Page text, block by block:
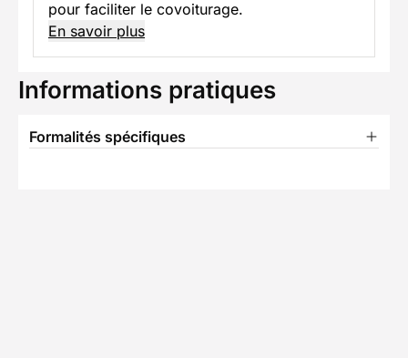
pour faciliter le covoiturage.
En savoir plus
Informations pratiques
Formalités spécifiques